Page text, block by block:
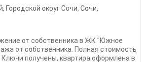
, Городской округ Сочи, Сочи,
от собственника в ЖК "Южное
от собственника. Полная стоимость
Ключи получены, квартира оформлена в